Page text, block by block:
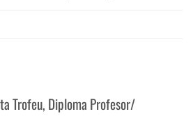
Trofeu, Diploma Profesor/